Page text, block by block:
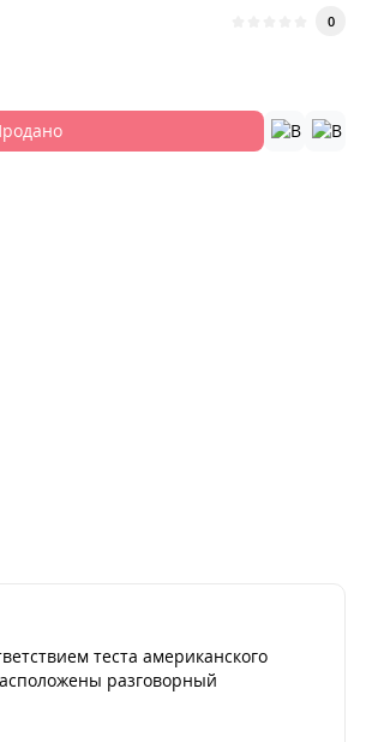
0
теста американского
разговорный